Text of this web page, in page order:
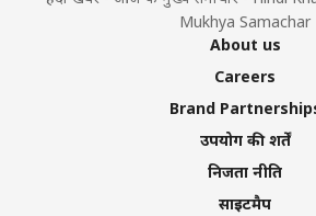
Mukhya Samachar
About us
Careers
Brand
उपयोग की शर्तें
निजता नीति
साइटमैप